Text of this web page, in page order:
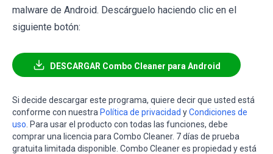
malware de Android. Descárguelo haciendo clic en el
siguiente botón:
DESCARGAR Combo Cleaner para Android
Si decide descargar este programa, quiere decir que usted está
conforme con nuestra Política de privacidad yCondiciones de
uso . Para usar el producto con todas las funciones, debe
comprar una licencia para Combo Cleaner. 7 días de prueba
gratuita limitada disponible. Combo Cleaner es propiedad y está